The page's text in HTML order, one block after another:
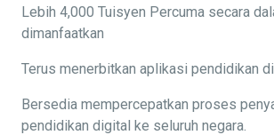
Lebih 4,000 Tuisyen Percuma secara
dimanfaatkan
Terus menerbitkan aplikasi pendidikan
Bersedia mempercepatkan proses
pendidikan digital ke seluruh negara.